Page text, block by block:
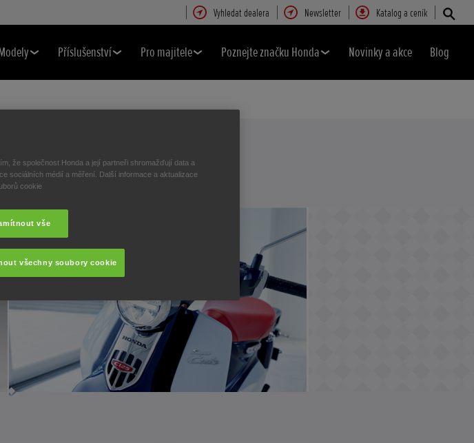
Vyhledat dealera Newsletter Katalog a ceník
Příslušenství Pro majitele Poznejte značku Honda Novinky a akce Blog
že společnost Honda a její partneři shromažďují data a
sociálních médií a měření. Další informace a aktualizace
cookie
vše
všechny soubory cookie